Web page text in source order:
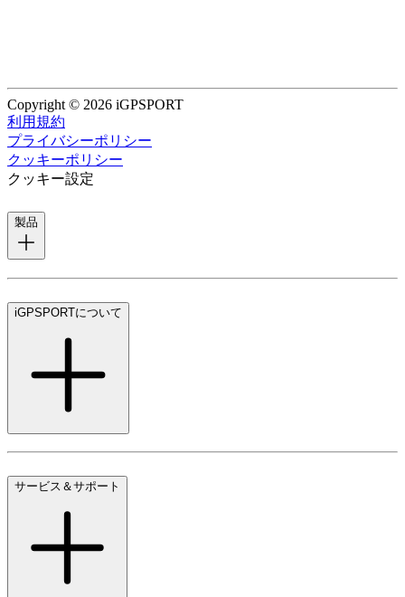
Copyright © 2026 iGPSPORT
利用規約
プライバシーポリシー
クッキーポリシー
クッキー設定
製品
iGPSPORTについて
サービス＆サポート